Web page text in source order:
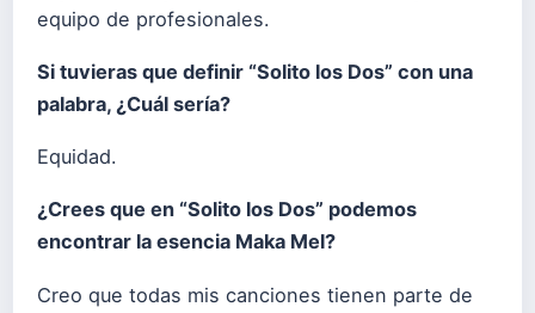
equipo de profesionales.
Si tuvieras que definir “Solito los Dos” con una
palabra, ¿Cuál sería?
Equidad.
¿Crees que en “Solito los Dos” podemos
encontrar la esencia Maka Mel?
Creo que todas mis canciones tienen parte de